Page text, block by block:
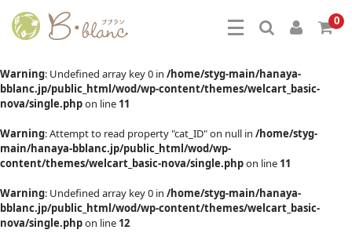
0
Warning: Undefined array key 0 in /home/styg-main/hanaya-
bblanc.jp/public_html/wod/wp-content/themes/welcart_basic-
nova/single.phpon line 11
Warning: Attempt to read property "cat_ID" on null in /home/styg-
main/hanaya-bblanc.jp/public_html/wod/wp-
content/themes/welcart_basic-nova/single.phpon line 11
Warning: Undefined array key 0 in /home/styg-main/hanaya-
bblanc.jp/public_html/wod/wp-content/themes/welcart_basic-
nova/single.phpon line 12